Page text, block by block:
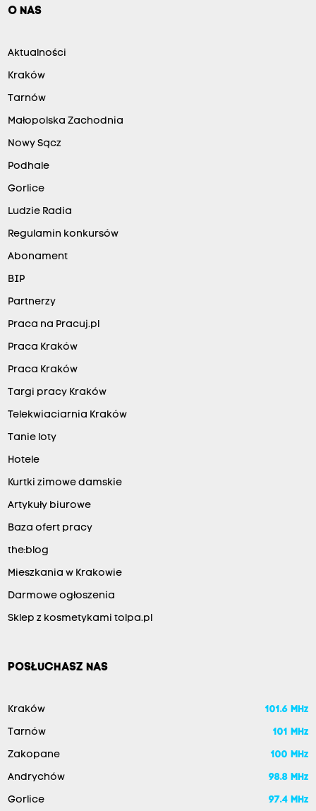
O NAS
Aktualności
Kraków
Tarnów
Małopolska Zachodnia
Nowy Sącz
Podhale
Gorlice
Ludzie Radia
Regulamin konkursów
Abonament
BIP
Partnerzy
Praca na Pracuj.pl
Praca Kraków
Praca Kraków
Targi pracy Kraków
Telekwiaciarnia Kraków
Tanie loty
Hotele
Kurtki zimowe damskie
Artykuły biurowe
Baza ofert pracy
the:blog
Mieszkania w Krakowie
Darmowe ogłoszenia
Sklep z kosmetykami tolpa.pl
POSŁUCHASZ NAS
Kraków 101.6 MHz
Tarnów 101 MHz
Zakopane 100 MHz
Andrychów 98.8 MHz
Gorlice 97.4 MHz